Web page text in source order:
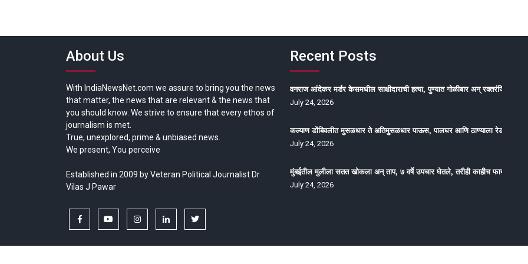
About Us
With IndiaNewsNet.com we assure to bring you the news
that matter, the news that are relevant & the news that
you should know. We strive to ensure that every ethos of
journalism is met.
True, unexplored, prime & unbiased news.
We present, You perceive
Established in 2009 by Veteran Political Journalist Dr
Vilas J Pawar
facebook youtubeinstagramlinkedintwitter
Recent Posts
वनराज आंदेकर मर्डर केसमधील साक्षीदाराची हत्या, पुण्यात गोळीबार अन् रक्तरंजित थरार
July 24, 2026
कल्याण डोंबिवलीत मुसळधार ते अतिमुसळधार पाऊस, पालघर आणि ठाण्याला रेड अलर्ट,
July 24, 2026
मुंबईतील मुलीला सतत खोकला अन् ताप, ७ वर्षे उपचार घेतले, तरीही काहीच फायदा
July 24, 2026